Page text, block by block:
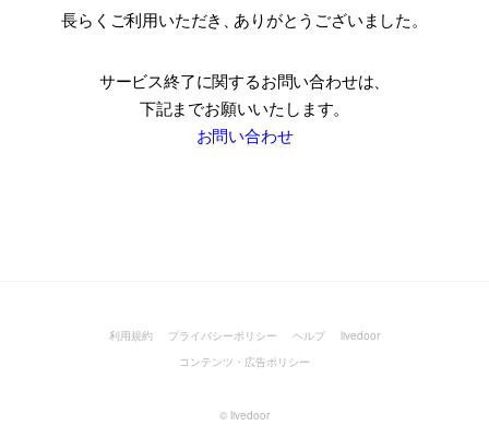
長らくご利用いただき ありがとうございました。
サービス終了に関するお問い合わせは、
下記までお願いいたします。
お問い合わせ
利用規約 プライバシーポリシー ヘルプ
livedoor
コンテンツ・広告ポリシー
© livedoor